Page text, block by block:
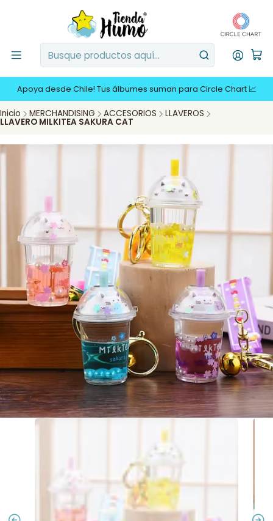
Apoya desde Chile! Tus álbumes suman para Circle Chart 📈
Inicio MERCHANDISING ACCESORIOS LLAVEROS
LLAVERO MILKITEA SAKURA CAT